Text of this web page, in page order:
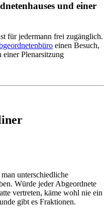
und einer
für jedermann frei zugänglich.
einen Besuch,
einer Plenarsitzung
unterschiedliche
Würde jeder Abgeordnete
vertreten, käme wohl nie ein
gibt es Fraktionen.